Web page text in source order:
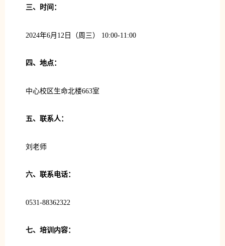
三、时间：
2024年6月12日（周三） 10:00-11:00
四、地点：
中心校区生命北楼663室
五、联系人：
刘老师
六、联系电话：
0531-88362322
七、培训内容：